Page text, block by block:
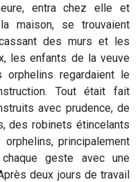
entra chez elle et
maison, se trouvaient
des murs et les
les enfants de la veuve
orphelins regardaient le
Tout était fait
avec prudence, de
des robinets étincelants
principalement
geste avec une
deux jours de travail